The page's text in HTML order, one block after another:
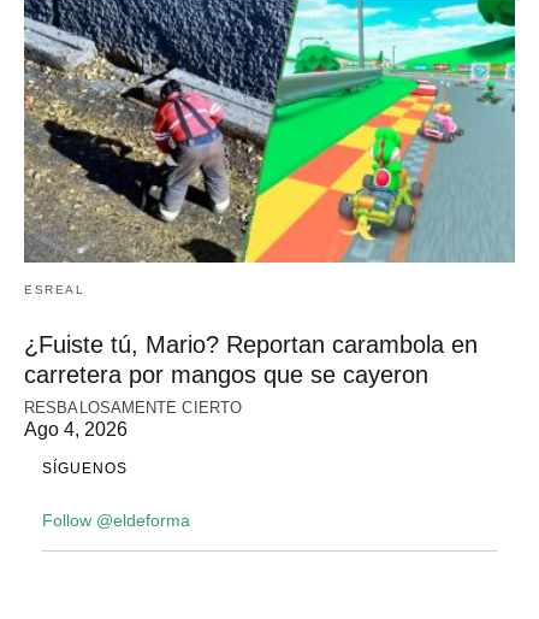
ESREAL
¿Fuiste tú, Mario? Reportan carambola en
carretera por mangos que se cayeron
RESBALOSAMENTE CIERTO
Ago 4, 2026
SÍGUENOS
Follow @eldeforma